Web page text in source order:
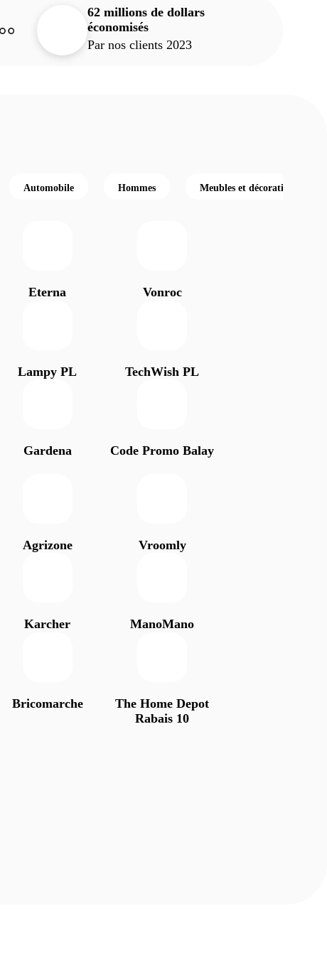
62 millions de dollars
économisés
Par nos clients 2023
Automobile Hommes Meubles et décoration
Eterna Vonroc
Lampy PL TechWish PL
Gardena Code Promo Balay
Agrizone Vroomly
Karcher ManoMano
Bricomarche
The Home Depot
Rabais 10